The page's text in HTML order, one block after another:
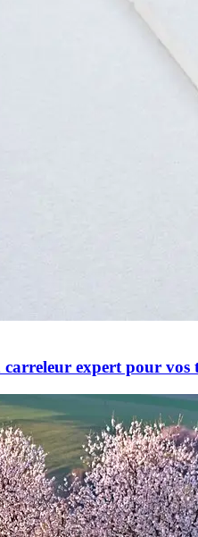
expert pour vos